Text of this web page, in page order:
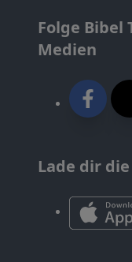
Folge Bibel
Medien
Lade dir